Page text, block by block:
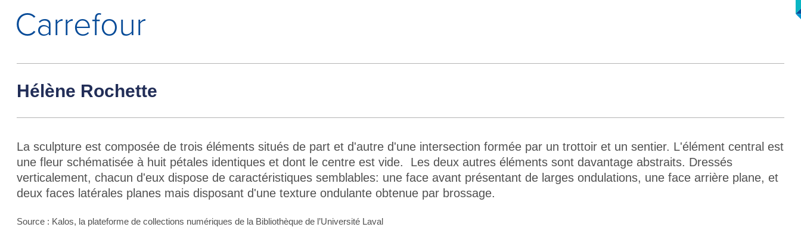
Carrefour
Hélène Rochette
La sculpture est composée de trois éléments situés de part et d'autre d'une intersection formée par un trottoir et un sentier. L'élément central est
une fleur schématisée à huit pétales identiques et dont le centre est vide. Les deux autres éléments sont davantage abstraits. Dressés
verticalement, chacun d'eux dispose de caractéristiques semblables: une face avant présentant de larges ondulations, une face arrière plane, et
deux faces latérales planes mais disposant d'une texture ondulante obtenue par brossage.
Source : Kalos, la plateforme de collections numériques de la Bibliothèque de l’Université Laval